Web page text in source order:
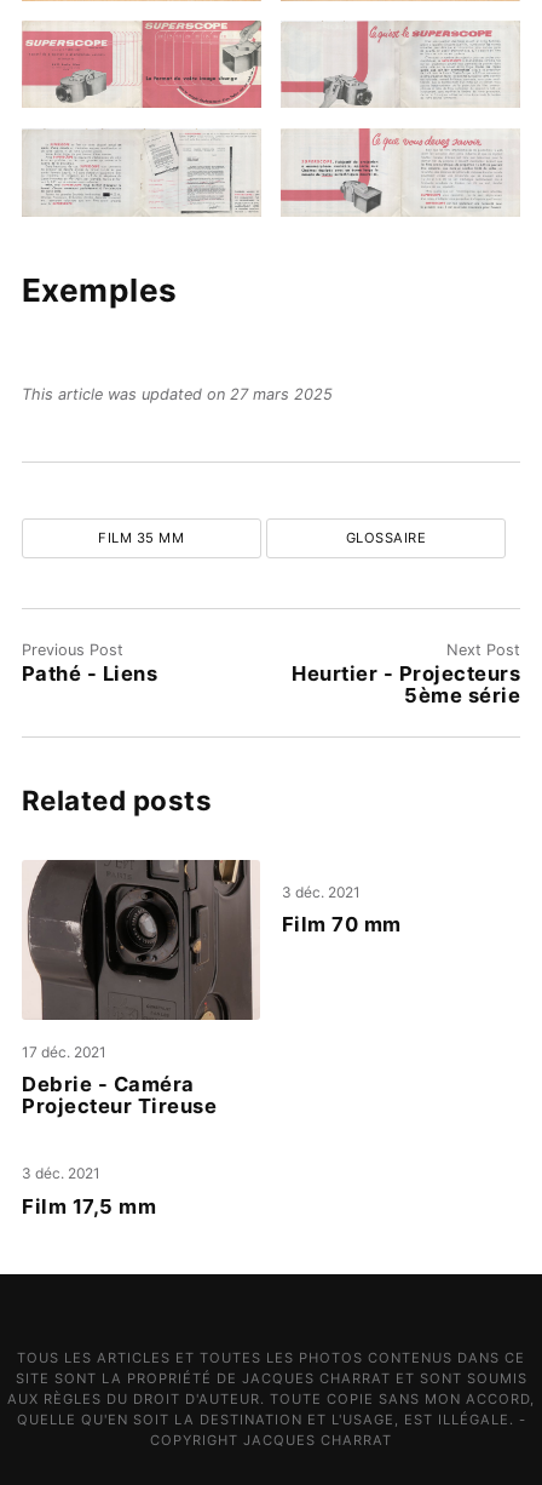
Exemples
This article was updated on 27 mars 2025
FILM 35 MM GLOSSAIRE
Previous Post
Pathé - Liens
Next Post
Heurtier - Projecteurs
5ème série
Related posts
17 déc. 2021
Debrie - Caméra
Projecteur Tireuse
3 déc. 2021
Film 70 mm
3 déc. 2021
Film 17,5 mm
TOUS LES ARTICLES ET TOUTES LES PHOTOS CONTENUS DANS CE
SITE SONT LA PROPRIÉTÉ DE JACQUES CHARRAT ET SONT SOUMIS
AUX RÈGLES DU DROIT D'AUTEUR. TOUTE COPIE SANS MON ACCORD,
QUELLE QU'EN SOIT LA DESTINATION ET L'USAGE, EST ILLÉGALE. -
COPYRIGHT JACQUES CHARRAT